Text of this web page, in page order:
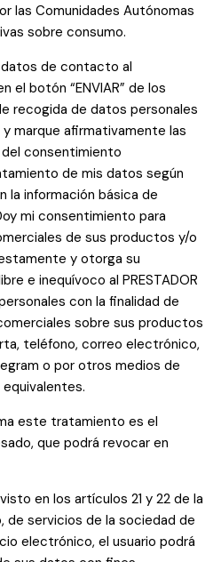
las Comunidades Autónomas
sobre consumo.
datos de contacto al
el botón “ENVIAR” de los
recogida de datos personales
marque afirmativamente las
consentimiento
de mis datos según
la información básica de
mi consentimiento para
de sus productos y/o
y otorga su
e inequívoco al PRESTADOR
con la finalidad de
sobre sus productos
teléfono, correo electrónico,
o por otros medios de
este tratamiento es el
que podrá revocar en
en los artículos 21 y 22 de la
de servicios de la sociedad de
electrónico, el usuario podrá